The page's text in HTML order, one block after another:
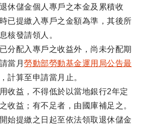
休儲金個人專戶之本金及累積收
已提繳入專戶之金額為準，其後所
核發請領人。
分配入專戶之收益外，尚未分配期
當月 勞動部勞動基金運用局公告最
，計算至申請當月止。
收益，不得低於以當地銀行2年定
收益；有不足者，由國庫補足之。
始提繳之日起至依法領取退休儲金